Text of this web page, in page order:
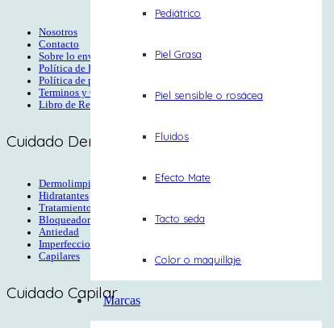
Pediátrico
Piel Grasa
Piel sensible o rosácea
Fluidos
Efecto Mate
Tacto seda
Color o maquillaje
Marcas
Nosotros
Contacto
Sobre lo envios
Política de Reembolso
Política de privacidad
Terminos y Condiciones
Libro de Reclamaciones
Cuidado Dermatológico
Dermolimpiadores
Hidratantes
Tratamientos
Bloqueadores
Antiedad
Imperfecciones
Capilares
Cuidado Capilar